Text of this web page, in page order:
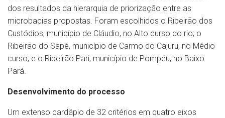
dos resultados da hierarquia de priorização entre as
microbacias propostas. Foram escolhidos o Ribeirão dos
Custódios, município de Cláudio, no Alto curso do rio; o
Ribeirão do Sapé, município de Carmo do Cajuru, no Médio
curso; e o Ribeirão Pari, município de Pompéu, no Baixo
Pará.
Desenvolvimento do processo
Um extenso cardápio de 32 critérios em quatro eixos